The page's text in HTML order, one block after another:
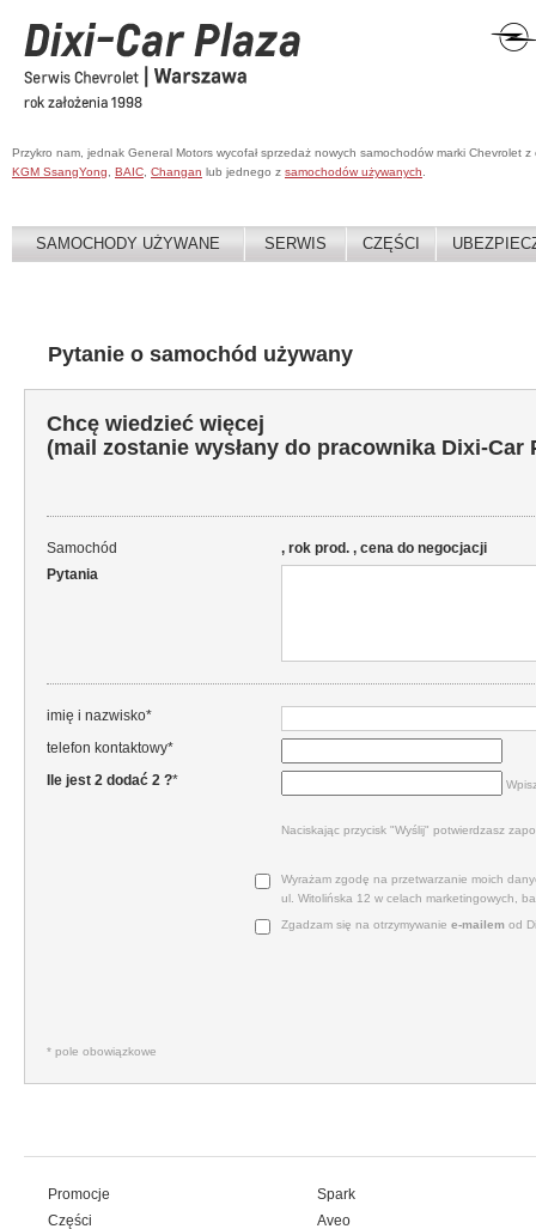
Przykro nam, jednak General Motors wycofał sprzedaż nowych samochodów marki Chevrolet
KGM SsangYong
BAIC Changan lub jednego z samochodów używanych
SAMOCHODY UŻYWANE SERWIS CZĘŚCI
Pytanie o samochód używany
Chcę wiedzieć więcej
(mail zostanie wysłany do pracownika Dixi-Car
Samochód
, rok prod. , cena do negocjacji
Pytania
imię i nazwisko*
telefon kontaktowy*
Ile jest 2 dodać 2 ?*
Naciskając przycisk "Wyślij" potwierdzasz
Wyrażam zgodę na przetwarzanie moich
ul. Witolińska 12 w celach marketingowych,
Zgadzam się na otrzymywanie e‑mailem od
* pole obowiązkowe
Promocje
Części
Spark
Aveo